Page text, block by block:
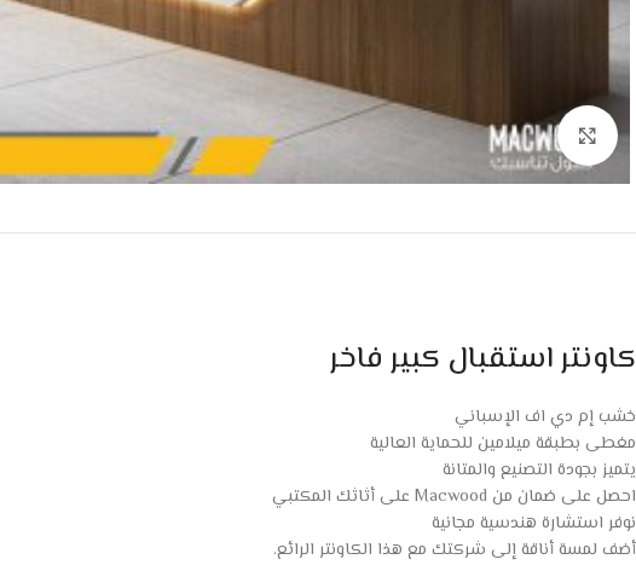
Click to enlarge
كاونتر استقبال كبير فاخر
خشب إم دي اف الإسباني
مغطى بطبقة ميلامين للحماية العالية
يتميز بجودة التصنيع والمتانة
احصل على ضمان من Macwood على أثاثك المكتبي
نوفر استشارة هندسية مجانية
أضف لمسة أناقة إلى شركتك مع هذا الكاونتر الرائع.